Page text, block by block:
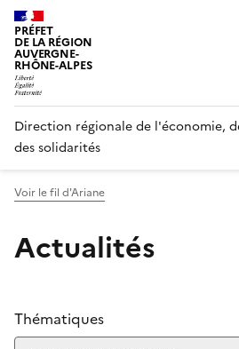
Panneau de gestion des cookies
PRÉFET
DE LA RÉGION
AUVERGNE-
RHÔNE-ALPES
Direction régionale de l'économie,
des solidarités
Voir le fil d'Ariane
Actualités
Thématiques